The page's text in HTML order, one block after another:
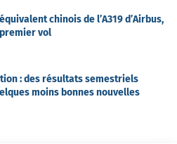
chinois de l’A319 d’Airbus,
vol
: des résultats semestriels
moins bonnes nouvelles